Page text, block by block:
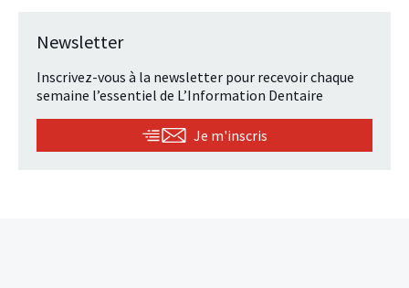
Newsletter
Inscrivez-vous à la newsletter pour recevoir chaque
semaine l’essentiel de L’Information Dentaire
Je m'inscris